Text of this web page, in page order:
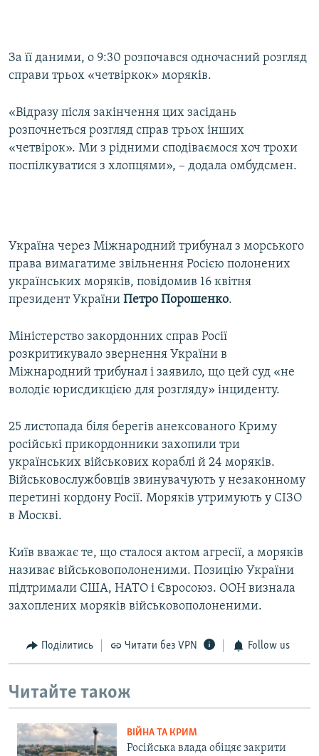
За її даними, о 9:30 розпочався одночасний розгляд
справи трьох «четвіркок» моряків.
«Відразу після закінчення цих засідань
розпочнеться розгляд справ трьох інших
«четвірок». Ми з рідними сподіваємося хоч трохи
поспілкуватися з хлопцями», – додала омбудсмен.
Україна через Міжнародний трибунал з морського
права вимагатиме звільнення Росією полонених
українських моряків, повідомив 16 квітня
президент України Петро Порошенко.
Міністерство закордонних справ Росії
розкритикувало звернення України в
Міжнародний трибунал і заявило, що цей суд «не
володіє юрисдикцією для розгляду» інциденту.
25 листопада біля берегів анексованого Криму
російські прикордонники захопили три
українських військових кораблі й 24 моряків.
Військовослужбовців звинувачують у незаконному
перетині кордону Росії. Моряків утримують у СІЗО
в Москві.
Київ вважає те, що сталося актом агресії, а моряків
називає військовополоненими. Позицію України
підтримали США, НАТО і Євросоюз. ООН визнала
захоплених моряків військовополоненими.
Поділитись Читати без VPN Follow us
Читайте також
ВІЙНА ТА КРИМ
Російська влада обіцяє закрити